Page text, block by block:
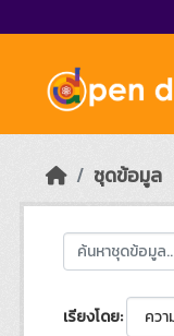
ชุดข้อมูล
เรียงโดย